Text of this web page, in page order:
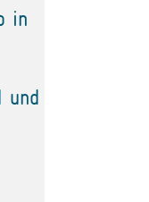
in
und